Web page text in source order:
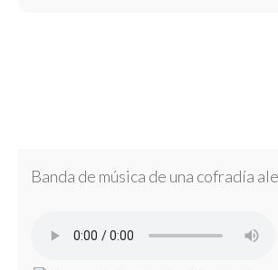
Banda de música de una cofradía